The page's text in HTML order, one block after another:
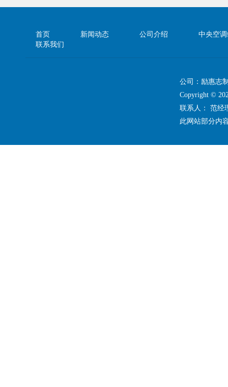
首页 新闻动态 公司介绍
中央空
联系我们
公司：励惠志
Copyright ©
联系人： 范
此网站部分内